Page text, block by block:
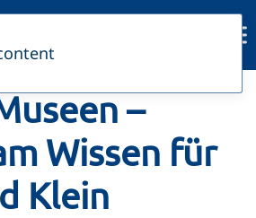
–
Wissen für
Klein